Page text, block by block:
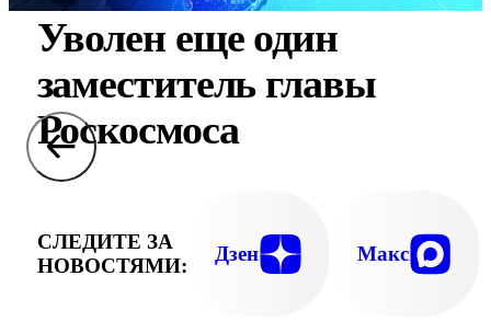
Уволен еще один
заместитель главы
Роскосмоса
СЛЕДИТЕ ЗА
НОВОСТЯМИ:
Дзен Макс